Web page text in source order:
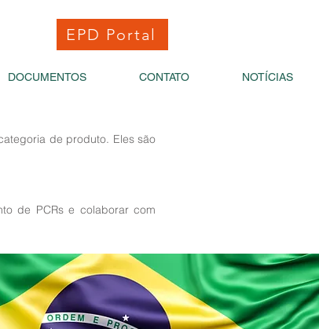
EPD Portal
DOCUMENTOS CONTATO NOTÍCIAS
de produto. Eles são
de PCRs e colaborar com